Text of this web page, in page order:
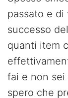
passato e di
successo
quanti item
fai e non
spero che